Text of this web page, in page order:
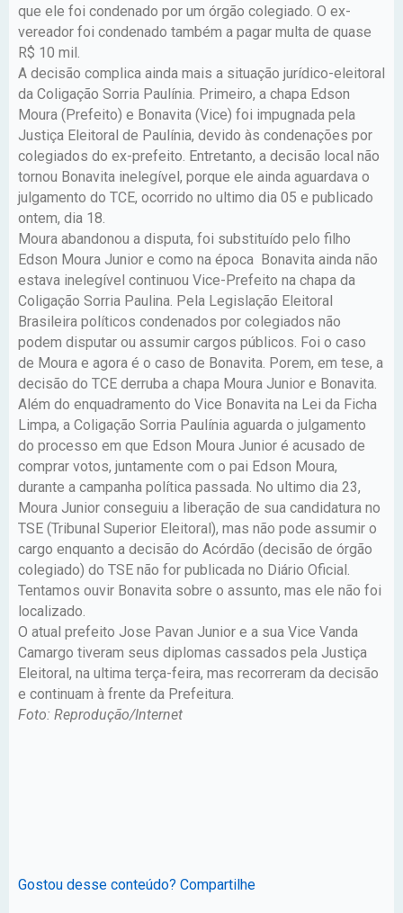
que ele foi condenado por um órgão colegiado. O ex-
vereador foi condenado também a pagar multa de quase
R$ 10 mil.
A decisão complica ainda mais a situação jurídico-eleitoral
da Coligação Sorria Paulínia. Primeiro, a chapa Edson
Moura (Prefeito) e Bonavita (Vice) foi impugnada pela
Justiça Eleitoral de Paulínia, devido às condenações por
colegiados do ex-prefeito. Entretanto, a decisão local não
tornou Bonavita inelegível, porque ele ainda aguardava o
julgamento do TCE, ocorrido no ultimo dia 05 e publicado
ontem, dia 18.
Moura abandonou a disputa, foi substituído pelo filho
Edson Moura Junior e como na época Bonavita ainda não
estava inelegível continuou Vice-Prefeito na chapa da
Coligação Sorria Paulina. Pela Legislação Eleitoral
Brasileira políticos condenados por colegiados não
podem disputar ou assumir cargos públicos. Foi o caso
de Moura e agora é o caso de Bonavita. Porem, em tese, a
decisão do TCE derruba a chapa Moura Junior e Bonavita.
Além do enquadramento do Vice Bonavita na Lei da Ficha
Limpa, a Coligação Sorria Paulínia aguarda o julgamento
do processo em que Edson Moura Junior é acusado de
comprar votos, juntamente com o pai Edson Moura,
durante a campanha política passada. No ultimo dia 23,
Moura Junior conseguiu a liberação de sua candidatura no
TSE (Tribunal Superior Eleitoral), mas não pode assumir o
cargo enquanto a decisão do Acórdão (decisão de órgão
colegiado) do TSE não for publicada no Diário Oficial.
Tentamos ouvir Bonavita sobre o assunto, mas ele não foi
localizado.
O atual prefeito Jose Pavan Junior e a sua Vice Vanda
Camargo tiveram seus diplomas cassados pela Justiça
Eleitoral, na ultima terça-feira, mas recorreram da decisão
e continuam à frente da Prefeitura.
Foto: Reprodução/Internet
Gostou desse conteúdo? Compartilhe